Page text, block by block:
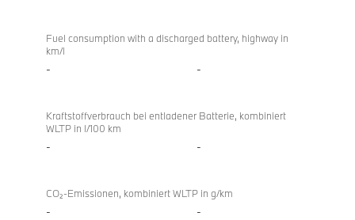
Fuel consumption with a discharged battery, highway in
km/l
- -
Kraftstoffverbrauch bei entladener Batterie, kombiniert
WLTP in l/100 km
- -
CO₂-Emissionen, kombiniert WLTP in g/km
- -